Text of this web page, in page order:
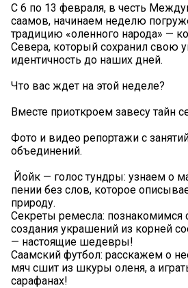
С 6 по 13 февраля, в честь
саамов, начинаем неделю
традицию «оленного народа» —
Севера, который сохранил свою
идентичность до наших дней.
Что вас ждет на этой неделе?
Вместе приоткроем завесу тайн
Фото и видео репортажи с
объединений.
Йойк — голос тундры: узнаем о
пении без слов, которое
природу.
Секреты ремесла: познакомимся
создания украшений из корней
— настоящие шедевры!
Саамский футбол: расскажем о
мяч сшит из шкуры оленя, а
сарафанах!